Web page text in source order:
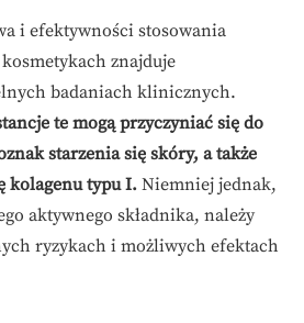
i efektywności stosowania
znajduje
badaniach klinicznych.
te mogą przyczyniać się do
starzenia się skóry, a także
kolagenu typu I. Niemniej jednak,
aktywnego składnika, należy
ryzykach i możliwych efektach